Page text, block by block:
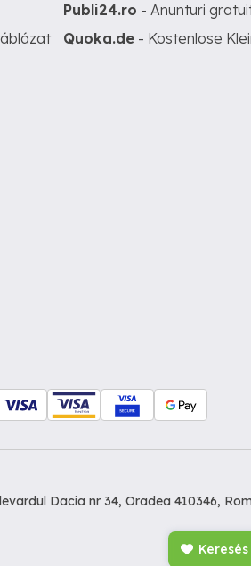
Publi24.ro - Anunturi
Quoka.de - Kostenlose
Dacia nr 34, Oradea 410346,